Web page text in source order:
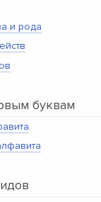
и рода
буквам